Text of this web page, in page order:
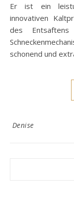
Er ist ein
innovativen
des
schonend und
Denise